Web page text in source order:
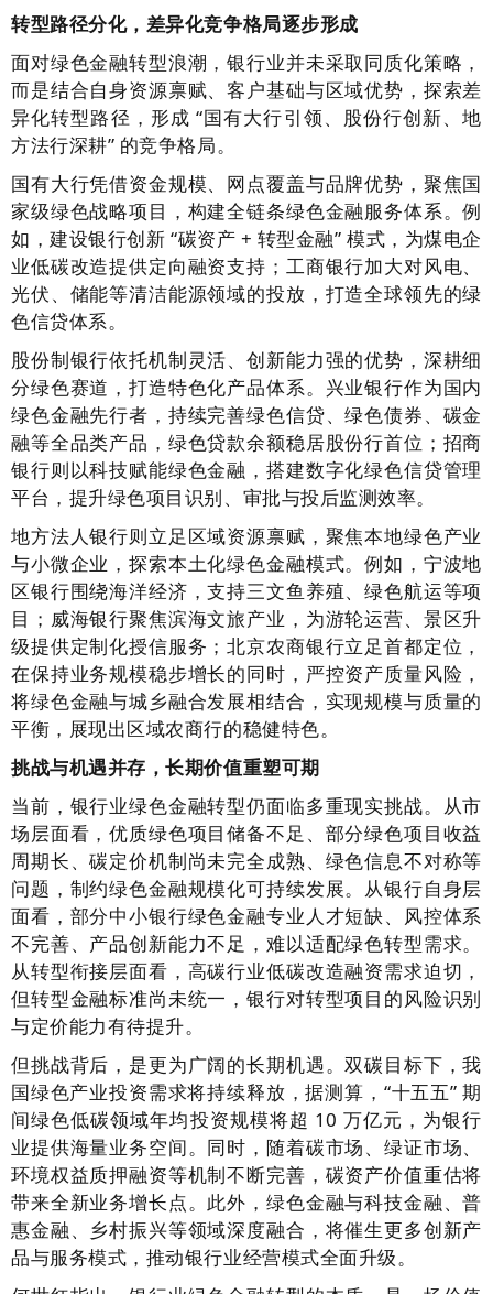
转型路径分化，差异化竞争格局逐步形成
面对绿色金融转型浪潮，银行业并未采取同质化策略，
而是结合自身资源禀赋、客户基础与区域优势，探索差
异化转型路径，形成 “国有大行引领、股份行创新、地
方法行深耕” 的竞争格局。
国有大行凭借资金规模、网点覆盖与品牌优势，聚焦国
家级绿色战略项目，构建全链条绿色金融服务体系。例
如，建设银行创新 “碳资产 + 转型金融” 模式，为煤电企
业低碳改造提供定向融资支持；工商银行加大对风电、
光伏、储能等清洁能源领域的投放，打造全球领先的绿
色信贷体系。
股份制银行依托机制灵活、创新能力强的优势，深耕细
分绿色赛道，打造特色化产品体系。兴业银行作为国内
绿色金融先行者，持续完善绿色信贷、绿色债券、碳金
融等全品类产品，绿色贷款余额稳居股份行首位；招商
银行则以科技赋能绿色金融，搭建数字化绿色信贷管理
平台，提升绿色项目识别、审批与投后监测效率。
地方法人银行则立足区域资源禀赋，聚焦本地绿色产业
与小微企业，探索本土化绿色金融模式。例如，宁波地
区银行围绕海洋经济，支持三文鱼养殖、绿色航运等项
目；威海银行聚焦滨海文旅产业，为游轮运营、景区升
级提供定制化授信服务；北京农商银行立足首都定位，
在保持业务规模稳步增长的同时，严控资产质量风险，
将绿色金融与城乡融合发展相结合，实现规模与质量的
平衡，展现出区域农商行的稳健特色。
挑战与机遇并存，长期价值重塑可期
当前，银行业绿色金融转型仍面临多重现实挑战。从市
场层面看，优质绿色项目储备不足、部分绿色项目收益
周期长、碳定价机制尚未完全成熟、绿色信息不对称等
问题，制约绿色金融规模化可持续发展。从银行自身层
面看，部分中小银行绿色金融专业人才短缺、风控体系
不完善、产品创新能力不足，难以适配绿色转型需求。
从转型衔接层面看，高碳行业低碳改造融资需求迫切，
但转型金融标准尚未统一，银行对转型项目的风险识别
与定价能力有待提升。
但挑战背后，是更为广阔的长期机遇。双碳目标下，我
国绿色产业投资需求将持续释放，据测算，“十五五” 期
间绿色低碳领域年均投资规模将超 10 万亿元，为银行
业提供海量业务空间。同时，随着碳市场、绿证市场、
环境权益质押融资等机制不断完善，碳资产价值重估将
带来全新业务增长点。此外，绿色金融与科技金融、普
惠金融、乡村振兴等领域深度融合，将催生更多创新产
品与服务模式，推动银行业经营模式全面升级。